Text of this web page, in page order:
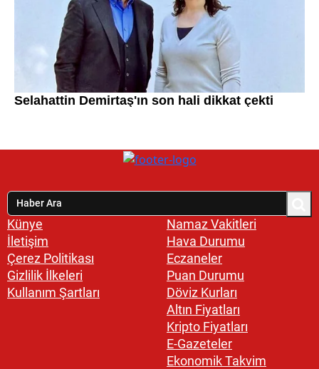
Künye
İletişim
Çerez Politikası
Gizlilik İlkeleri
Kullanım Şartları
Namaz Vakitleri
Hava Durumu
Eczaneler
Puan Durumu
Döviz Kurları
Altın Fiyatları
Kripto Fiyatları
E-Gazeteler
Ekonomik Takvim